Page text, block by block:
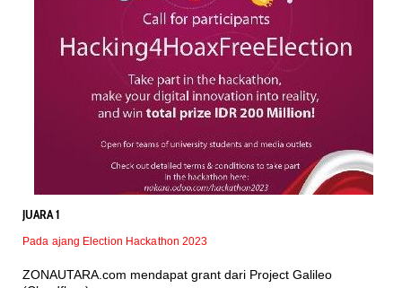
JUARA 1
Pada ajang Election Hackathon 2023
ZONAUTARA.com mendapat grant dari Project Galileo